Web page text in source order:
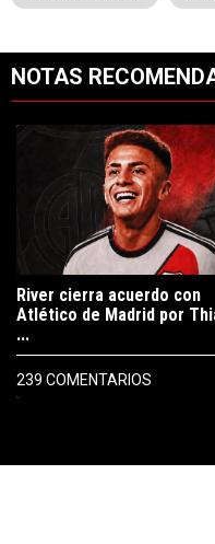
NOTAS
Un artículo de tendencia
River cierra acuerdo con
Atlético de Madrid por
...
239 COMENTARIOS